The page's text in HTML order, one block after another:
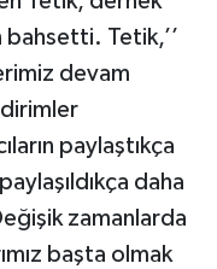
Tetik,’’
devam
paylaştıkça
daha
zamanlarda
başta olmak